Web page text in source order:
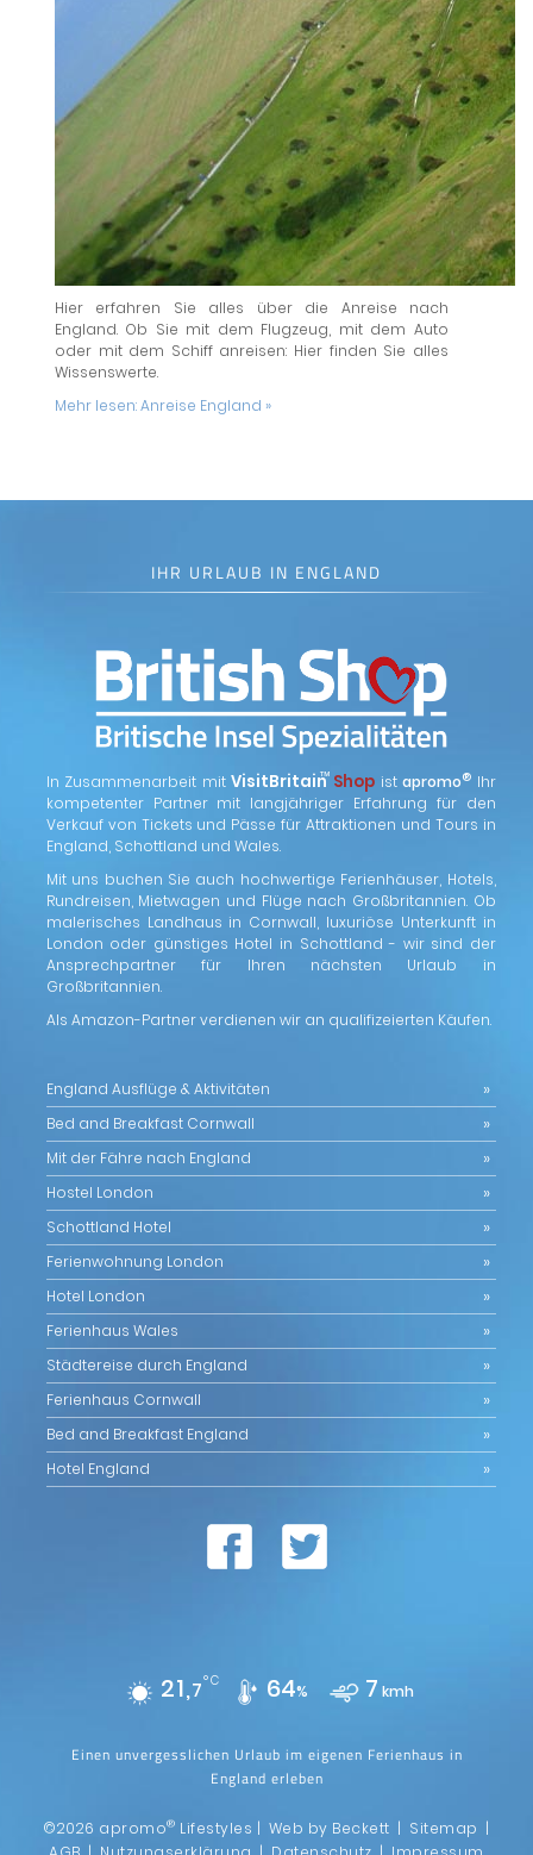
Hier erfahren Sie alles über die Anreise nach
England. Ob Sie mit dem Flugzeug, mit dem Auto
oder mit dem Schiff anreisen: Hier finden Sie alles
Wissenswerte.
Mehr lesen:Anreise England »
IHR URLAUB IN ENGLAND
In Zusammenarbeit mitVisitBritain
™ Shop istapromo® Ihr
kompetenter Partner mit langjähriger Erfahrung für den
Verkauf von Tickets und Pässe für Attraktionen und Tours in
England, Schottland und Wales.
Mit uns buchen Sie auch hochwertige Ferienhäuser, Hotels,
Rundreisen, Mietwagen und Flüge nach Großbritannien. Ob
malerisches Landhaus in Cornwall, luxuriöse Unterkunft in
London oder günstiges Hotel in Schottland - wir sind der
Ansprechpartner für Ihren nächsten Urlaub in
Großbritannien.
Als Amazon-Partner verdienen wir an qualifizeierten Käufen.
England Ausflüge & Aktivitäten
Bed and Breakfast Cornwall
Mit der Fähre nach England
Hostel London
Schottland Hotel
Ferienwohnung London
Hotel London
Ferienhaus Wales
Städtereise durch England
Ferienhaus Cornwall
Bed and Breakfast England
Hotel England
21,7°C 64% 7 kmh
Einen unvergesslichen Urlaub im eigenen Ferienhaus in
England erleben
©2026 apromo® Lifestyles | Web by Beckett | Sitemap |